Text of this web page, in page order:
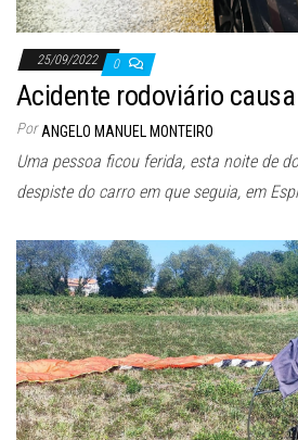
25/09/2022 0
Acidente rodoviário
Por ANGELO MANUEL MONTEIRO
Uma pessoa ficou ferida, esta noite de
despiste do carro em que seguia, em